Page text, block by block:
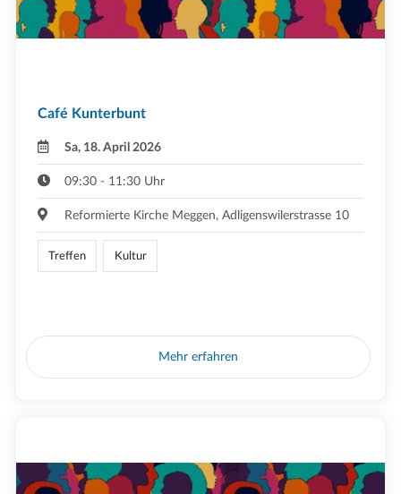
Café Kunterbunt
Sa, 18. April 2026
09:30 - 11:30 Uhr
Reformierte Kirche Meggen, Adligenswilerstrasse 10
Treffen Kultur
Mehr erfahren